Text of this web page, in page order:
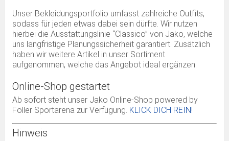
Unser Bekleidungsportfolio umfasst zahlreiche Outfits,
sodass für jeden etwas dabei sein dürfte. Wir nutzen
hierbei die Ausstattungslinie “Classico” von Jako, welche
uns langfristige Planungssicherheit garantiert. Zusätzlich
haben wir weitere Artikel in unser Sortiment
aufgenommen, welche das Angebot ideal ergänzen.
Online-Shop gestartet
Ab sofort steht unser Jako Online-Shop powered by
Föller Sportarena zur Verfügung. KLICK DICH REIN!
Hinweis